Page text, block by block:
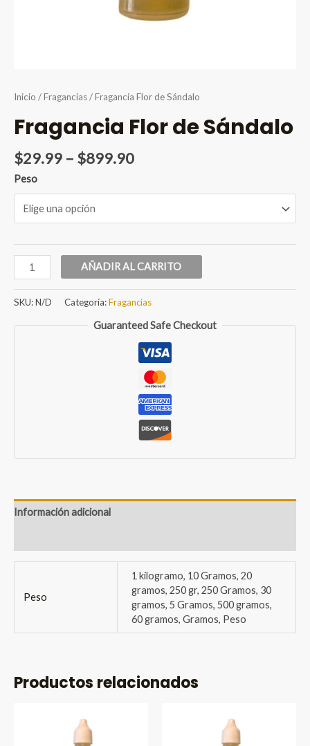
Inicio /Fragancias/ Fragancia Flor de Sándalo
Fragancia Flor de Sándalo
$29.99 – $899.90Price
$29.99
$899.90
Peso
Fragancia
Flor
Sándalo
cantidad
AÑADIR AL CARRITO
SKU:N/D Categoría:Fragancias
Guaranteed Safe Checkout
Información adicional
Peso
1 kilogramo, 10 Gramos, 20
gramos, 250 gr, 250 Gramos, 30
gramos, 5 Gramos, 500 gramos,
60 gramos, Gramos, Peso
Productos relacionados